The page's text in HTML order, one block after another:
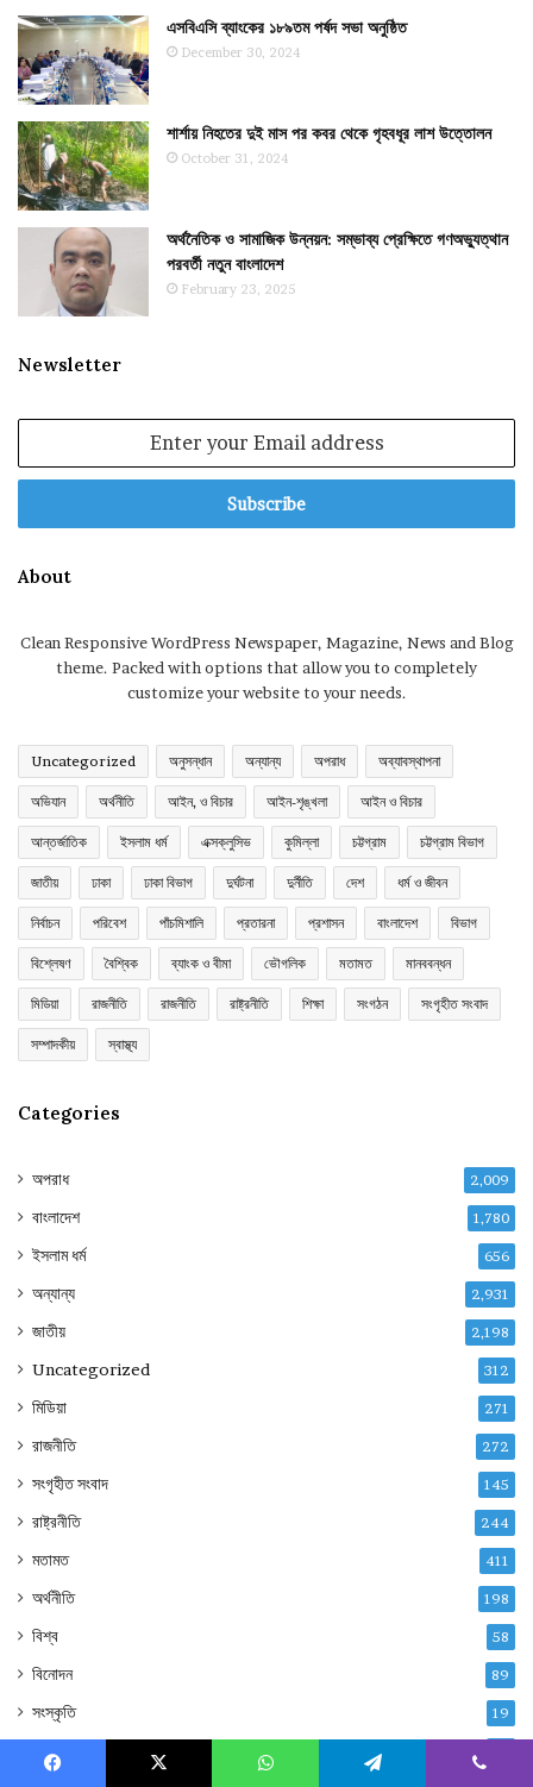
এসবিএসি ব্যাংকের ১৮৯তম পর্ষদ সভা অনুষ্ঠিত
December 30, 2024
শার্শায় নিহতের দুই মাস পর কবর থেকে গৃহবধূর লাশ উত্তোলন
October 31, 2024
অর্থনৈতিক ও সামাজিক উন্নয়ন: সম্ভাব্য প্রেক্ষিতে গণঅভ্যুত্থান
পরবর্তী নতুন বাংলাদেশ
February 23, 2025
Newsletter
Email
About
Clean Responsive WordPress Newspaper, Magazine, News and Blog
theme. Packed with options that allow you to completely
customize your website to your needs.
Uncategorized অনুসন্ধান অন্যান্য অপরাধ অব্যাবস্থাপনা
অভিযান অর্থনীতি আইন, ও বিচার আইন-শৃঙ্খলা আইন ও বিচার
আন্তর্জাতিক ইসলাম ধর্ম এক্সক্লুসিভ কুমিল্লা চট্টগ্রাম চট্টগ্রাম বিভাগ
জাতীয় ঢাকা ঢাকা বিভাগ দুর্ঘটনা দুর্নীতি দেশ ধর্ম ও জীবন
নির্বাচন পরিবেশ পাঁচমিশালি প্রতারনা প্রশাসন বাংলাদেশ বিভাগ
বিশ্লেষণ বৈশ্বিক ব্যাংক ও বীমা ভৌগলিক মতামত মানববন্ধন
মিডিয়া রাজনীতি রাজনীতি রাষ্ট্রনীতি শিক্ষা সংগঠন সংগৃহীত সংবাদ
সম্পাদকীয় স্বাস্থ্য
Categories
অপরাধ 2,009
বাংলাদেশ 1,780
ইসলাম ধর্ম 656
অন্যান্য 2,931
জাতীয় 2,198
Uncategorized 312
মিডিয়া 271
রাজনীতি 272
সংগৃহীত সংবাদ 145
রাষ্ট্রনীতি 244
মতামত 411
অর্থনীতি 198
বিশ্ব 58
বিনোদন 89
সংস্কৃতি 19
বিশেষ প্রতিবেদন